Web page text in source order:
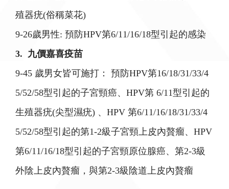
殖器疣(俗稱菜花)
9-26歲男性: 預防HPV第6/11/16/18型引起的感染
3. 九價嘉喜疫苗
9-45 歲男女皆可施打： 預防HPV第16/18/31/33/4
5/52/58型引起的子宮頸癌、HPV第 6/11型引起的
生殖器疣(尖型濕疣) 、HPV 第6/11/16/18/31/33/4
5/52/58型引起的第1-2級子宮頸上皮內贅瘤、HPV
第6/11/16/18型引起的子宮頸原位腺癌、第2-3級
外陰上皮內贅瘤，與第2-3級陰道上皮內贅瘤